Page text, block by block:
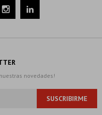
 
novedades!
SUSCRIBIRME